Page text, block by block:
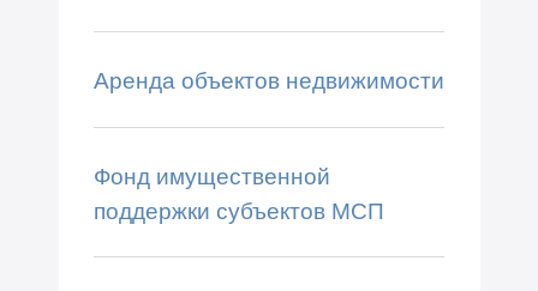
Аренда объектов недвижимости
Фонд имущественной
поддержки субъектов МСП